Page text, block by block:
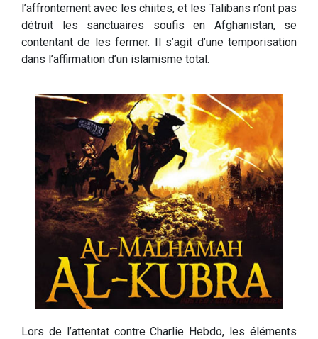
l’affrontement avec les chiites, et les Talibans n’ont pas
détruit les sanctuaires soufis en Afghanistan, se
contentant de les fermer. Il s’agit d’une temporisation
dans l’affirmation d’un islamisme total.
Lors de l’attentat contre Charlie Hebdo, les éléments